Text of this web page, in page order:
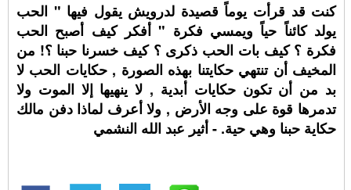
كنت قد قرأت يوماً قصيدة لدرويش يقول فيها " الحب
يولد كائناً حياً ويمسي فكرة " أفكر كيف أصبح الحب
فكرة ؟ كيف بات الحب ذكرى ؟ كيف خسرنا حبنا ؟! من
المخيف أن تنتهي حكايتنا بهذه الصورة , حكايات الحب لا
بد من أن تكون حكايات أبدية , لا ينهيها إلا الموت ولا
تدمرها قوة على وجه الأرض , ولا أعرف لماذا دفن مالك
حكاية حبنا وهي حية. - أثير عبد الله النشمي